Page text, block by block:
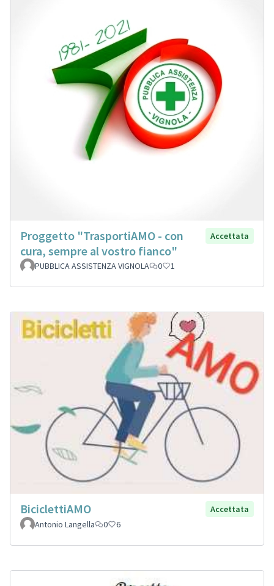
Proggetto "TrasportiAMO - con
cura, sempre al vostro fianco"
Accettata
PUBBLICA ASSISTENZA VIGNOLA 0 1
BiciclettiAMO
Accettata
Antonio Langella
0 6